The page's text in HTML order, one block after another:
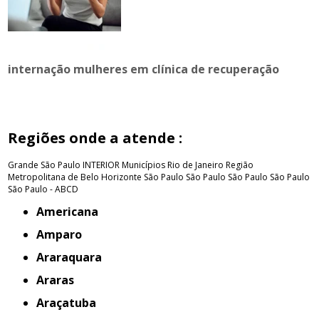
internação mulheres em clínica de recuperação
Regiões onde a atende :
Grande São Paulo INTERIORMunicípios Rio de Janeiro Região
Metropolitana de Belo Horizonte São Paulo São Paulo São Paulo São Paulo
São Paulo - ABCD
Americana
Amparo
Araraquara
Araras
Araçatuba